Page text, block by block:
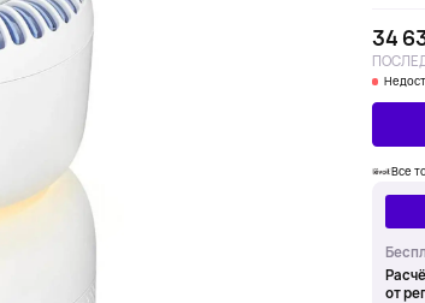
34
Все
от